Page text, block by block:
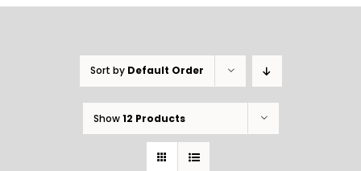
Sort by Default Order
Show12 Products